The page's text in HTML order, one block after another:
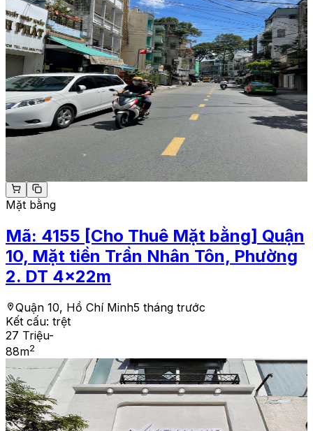
Mặt bằng
Mã: 4155 [Cho Thuê Mặt bằng] Quận
10, Mặt tiền Trần Nhân Tôn, Phường
2. DT 4x22m
Quận 10, Hồ Chí Minh5 tháng trước
Kết cấu: trệt
27 Triệu-
88m2